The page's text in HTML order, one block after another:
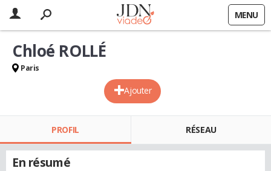
MENU
Ajouter
Chloé ROLLÉ
Paris
PROFIL RÉSEAU
En résumé